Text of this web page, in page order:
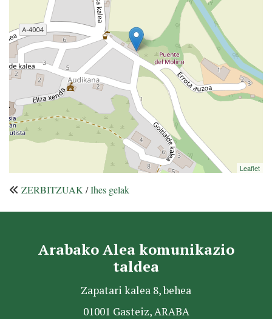
Leaflet
ZERBITZUAK /Ihes gelak
Arabako Alea komunikazio
taldea
Zapatari kalea 8, behea
01001 Gasteiz, ARABA